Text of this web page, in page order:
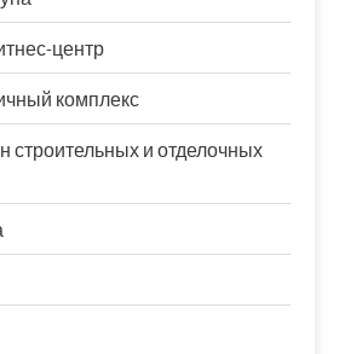
центр
комплекс
строительных и отделочных